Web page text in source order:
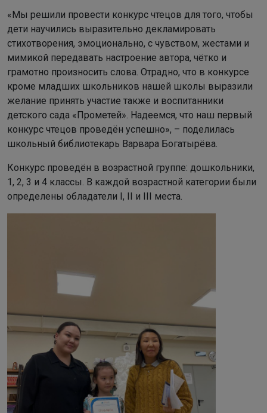
«Мы решили провести конкурс чтецов для того, чтобы
дети научились выразительно декламировать
стихотворения, эмоционально, с чувством, жестами и
мимикой передавать настроение автора, чётко и
грамотно произносить слова. Отрадно, что в конкурсе
кроме младших школьников нашей школы выразили
желание принять участие также и воспитанники
детского сада «Прометей». Надеемся, что наш первый
конкурс чтецов проведён успешно», – поделилась
школьный библиотекарь Варвара Богатырёва.
Конкурс проведён в возрастной группе: дошкольники,
1, 2, 3 и 4 классы. В каждой возрастной категории были
определены обладатели I, II и III места.